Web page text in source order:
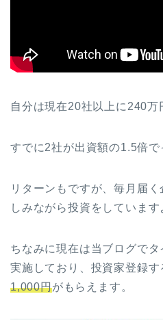
自分は現在20社以上に240万
すでに2社が出資額の1.5倍で
リターンもですが、毎月届
しみながら投資をしています
ちなみに現在は当ブログで
実施しており、投資家登録す
1,000円がもらえます。